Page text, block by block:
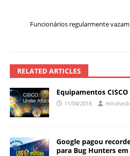
Funcionários regularmente
RELATED ARTICLES
Equipamentos
11/04/2018
Google pagou
para Bug Hunters em